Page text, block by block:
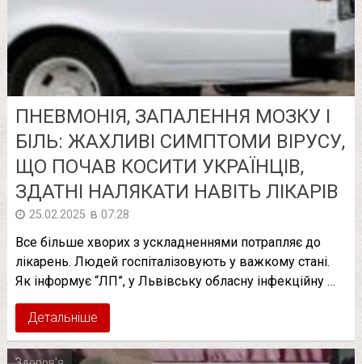
ПНЕВМОНІЯ, ЗAПАЛЕННЯ МОЗКУ І
БІЛЬ: ЖAХЛИВI СИМПТОМИ ВІРУСУ,
ЩО ПОЧАВ КОСИТИ УКРАЇНЦІВ,
ЗДАТНІ НАЛЯКАТИ НАВІТЬ ЛІКАРІВ
25.02.2025 в 07:28
Все більше хворих з ускладненнями потрапляє до
лікарень. Людей госпіталізовують у важкому стані.
Як інформує “ЛП”, у Львівську обласну інфекційну …
Детальніше